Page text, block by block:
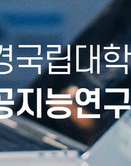
국립대
지능연